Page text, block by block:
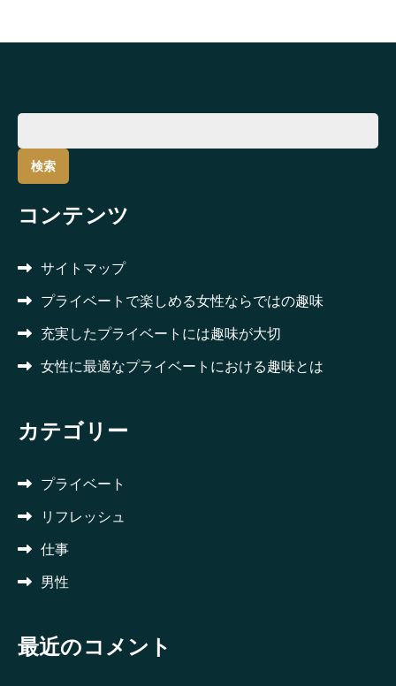
検
索:
コンテンツ
サイトマップ
プライベートで楽しめる女性ならではの趣味
充実したプライベートには趣味が大切
女性に最適なプライベートにおける趣味とは
カテゴリー
プライベート
リフレッシュ
仕事
男性
最近のコメント